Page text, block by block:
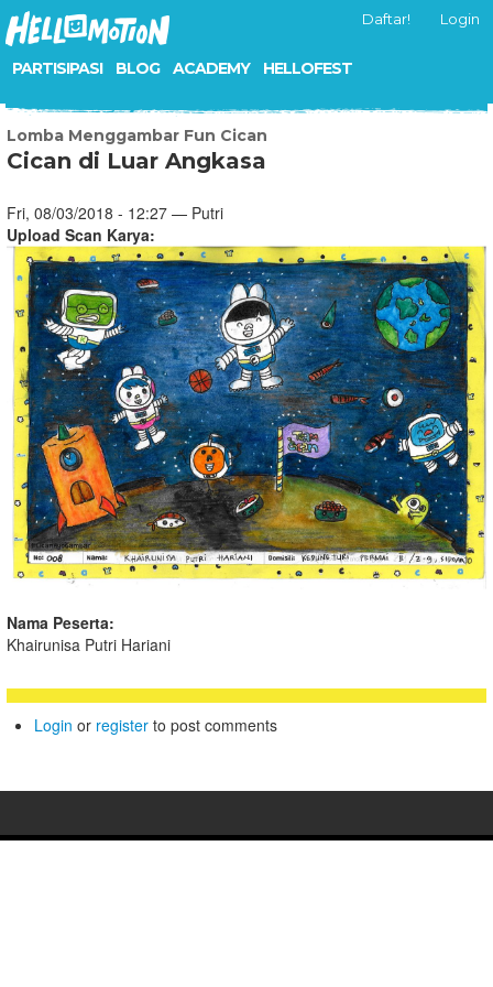
PARTISIPASI BLOG ACADEMY HELLOFEST
Daftar! Login
Lomba Menggambar Fun Cican
Cican di Luar Angkasa
Fri, 08/03/2018 - 12:27 — Putri
Upload Scan Karya:
Nama Peserta:
Khairunisa Putri Hariani
Login or register to post comments